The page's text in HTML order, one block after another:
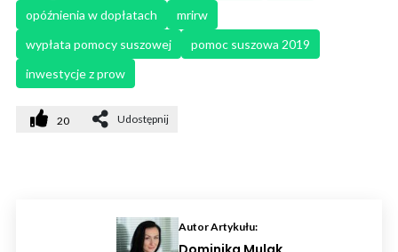
opóźnienia w dopłatach
mrirw
wypłata pomocy suszowej
pomoc suszowa 2019
inwestycje z prow
20 Udostępnij
Autor Artykułu: